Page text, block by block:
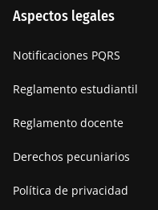
Manifiesto
Aspectos legales
Notificaciones PQRS
Reglamento estudiantil
Reglamento docente
Derechos pecuniarios
Política de privacidad